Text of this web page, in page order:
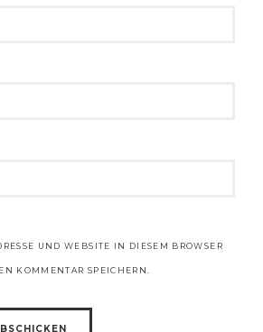
UND WEBSITE IN DIESEM BROWSER
KOMMENTAR SPEICHERN.